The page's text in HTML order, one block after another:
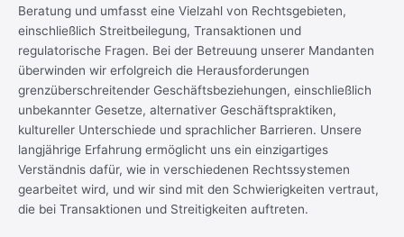
Beratung und umfasst eine Vielzahl von Rechtsgebieten,
einschließlich Streitbeilegung, Transaktionen und
regulatorische Fragen. Bei der Betreuung unserer Mandanten
überwinden wir erfolgreich die Herausforderungen
grenzüberschreitender Geschäftsbeziehungen, einschließlich
unbekannter Gesetze, alternativer Geschäftspraktiken,
kultureller Unterschiede und sprachlicher Barrieren. Unsere
langjährige Erfahrung ermöglicht uns ein einzigartiges
Verständnis dafür, wie in verschiedenen Rechtssystemen
gearbeitet wird, und wir sind mit den Schwierigkeiten vertraut,
die bei Transaktionen und Streitigkeiten auftreten.